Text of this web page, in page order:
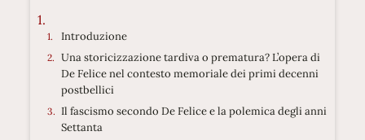
Introduzione
Una storicizzazione tardiva o prematura? L’opera di
De Felice nel contesto memoriale dei primi decenni
postbellici
Il fascismo secondo De Felice e la polemica degli anni
Settanta